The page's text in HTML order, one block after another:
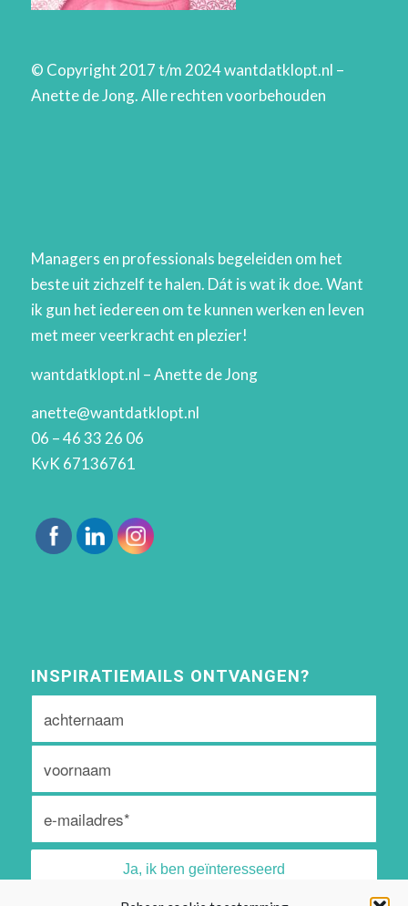
© Copyright 2017 t/m 2024 wantdatklopt.nl –
Anette de Jong. Alle rechten voorbehouden
Managers en professionals begeleiden om het
beste uit zichzelf te halen. Dát is wat ik doe. Want
ik gun het iedereen om te kunnen werken en leven
met meer veerkracht en plezier!
wantdatklopt.nl – Anette de Jong
anette@wantdatklopt.nl
06 – 46 33 26 06
KvK 67136761
INSPIRATIEMAILS ONTVANGEN?